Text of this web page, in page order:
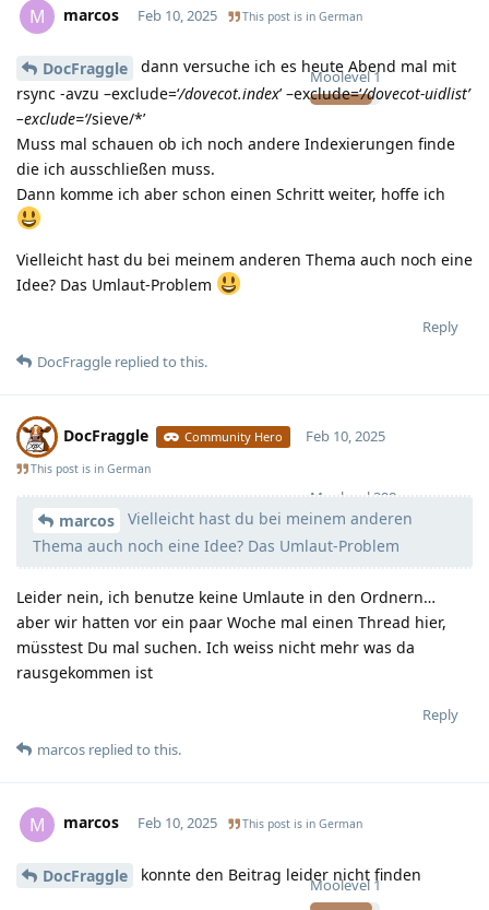
M marcos
Moolevel1
Feb 10, 2025 This post is in German
DocFraggle
dann versuche ich es heute Abend mal mit
rsync -avzu –exclude=‘/dovecot.index’ –exclude=‘/dovecot-uidlist’
–exclude=‘/sieve/*’
Muss mal schauen ob ich noch andere Indexierungen finde
die ich ausschließen muss.
Dann komme ich aber schon einen Schritt weiter, hoffe ich
Vielleicht hast du bei meinem anderen Thema auch noch eine
Idee? Das Umlaut-Problem
Reply
DocFraggle replied to this.
DocFraggle Community Hero
Moolevel 398
Feb 10, 2025
This post is in German
marcos
Vielleicht hast du bei meinem anderen
Thema auch noch eine Idee? Das Umlaut-Problem
Leider nein, ich benutze keine Umlaute in den Ordnern…
aber wir hatten vor ein paar Woche mal einen Thread hier,
müsstest Du mal suchen. Ich weiss nicht mehr was da
rausgekommen ist
Reply
marcos replied to this.
M marcos
Moolevel 1
Feb 10, 2025 This post is in German
DocFraggle konnte den Beitrag leider nicht finden